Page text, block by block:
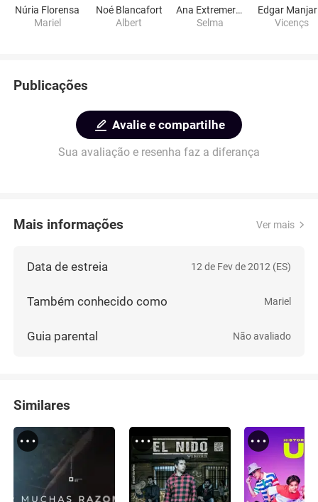
Núria Florensa
Mariel
Noé Blancafort
Albert
Ana Extremera Almagro
Selma
Vicençs
Publicações
Avalie e compartilhe
Sua avaliação e resenha faz a diferança
Mais informações Ver mais
Data de estreia 12 de Fev de 2012 (ES)
Também conhecido como Mariel
Guia parental Não avaliado
Similares